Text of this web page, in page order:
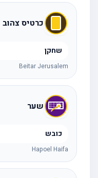
כרטיס צהוב
שחקן
Beitar Jerusalem
שער
כובש
Hapoel Haifa